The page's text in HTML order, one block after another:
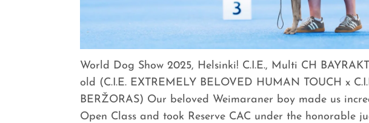
World Dog Show 2025, Helsinki! C.I.E., Multi CH
old (C.I.E. EXTREMELY BELOVED HUMAN TOUCH x
BERŽORAS) Our beloved Weimaraner boy made us
Open Class and took Reserve CAC under the honorable